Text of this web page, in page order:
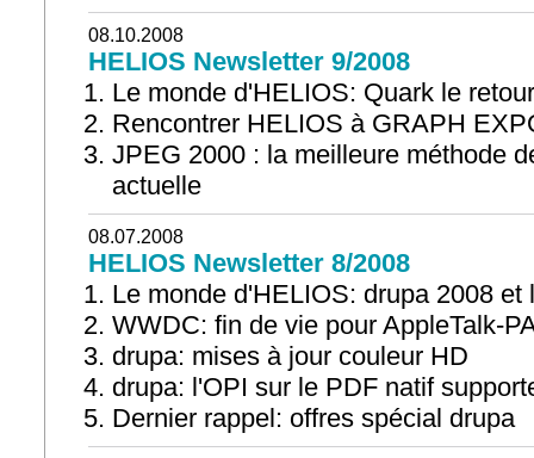
08.10.2008
HELIOS Newsletter 9/2008
Le monde d'HELIOS: Quark le
Rencontrer HELIOS à GRAPH
JPEG 2000 : la meilleure méthode
actuelle
08.07.2008
HELIOS Newsletter 8/2008
Le monde d'HELIOS: drupa 2008 et
WWDC: fin de vie pour AppleTalk-
drupa: mises à jour couleur HD
drupa: l'OPI sur le PDF natif
Dernier rappel: offres spécial drupa